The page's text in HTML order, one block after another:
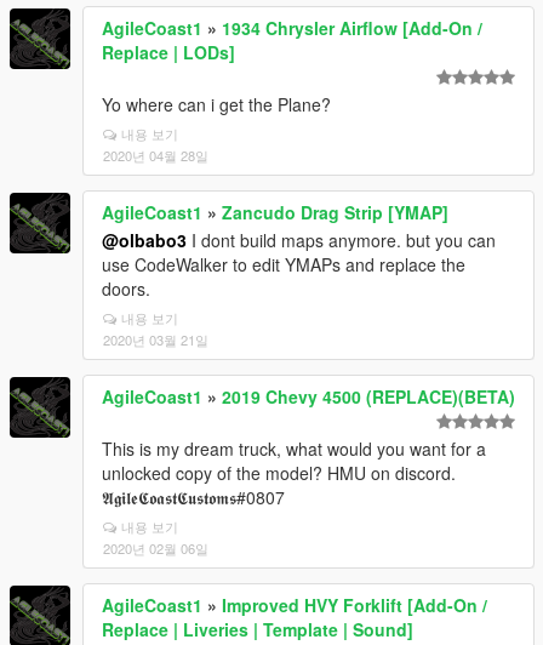
AgileCoast1 » 1934 Chrysler Airflow [Add-On /
Replace | LODs]
Yo where can i get the Plane?
내용 보기
2020년 04월 28일
AgileCoast1 » Zancudo Drag Strip [YMAP]
@olbabo3 I dont build maps anymore. but you can
use CodeWalker to edit YMAPs and replace the
doors.
내용 보기
2020년 03월 21일
AgileCoast1 » 2019 Chevy 4500 (REPLACE)(BETA)
This is my dream truck, what would you want for a
unlocked copy of the model? HMU on discord.
𝕬𝖌𝖎𝖑𝖊𝕮𝖔𝖆𝖘𝖙𝕮𝖚𝖘𝖙𝖔𝖒𝖘#0807
내용 보기
2020년 02월 06일
AgileCoast1 » Improved HVY Forklift [Add-On /
Replace | Liveries | Template | Sound]